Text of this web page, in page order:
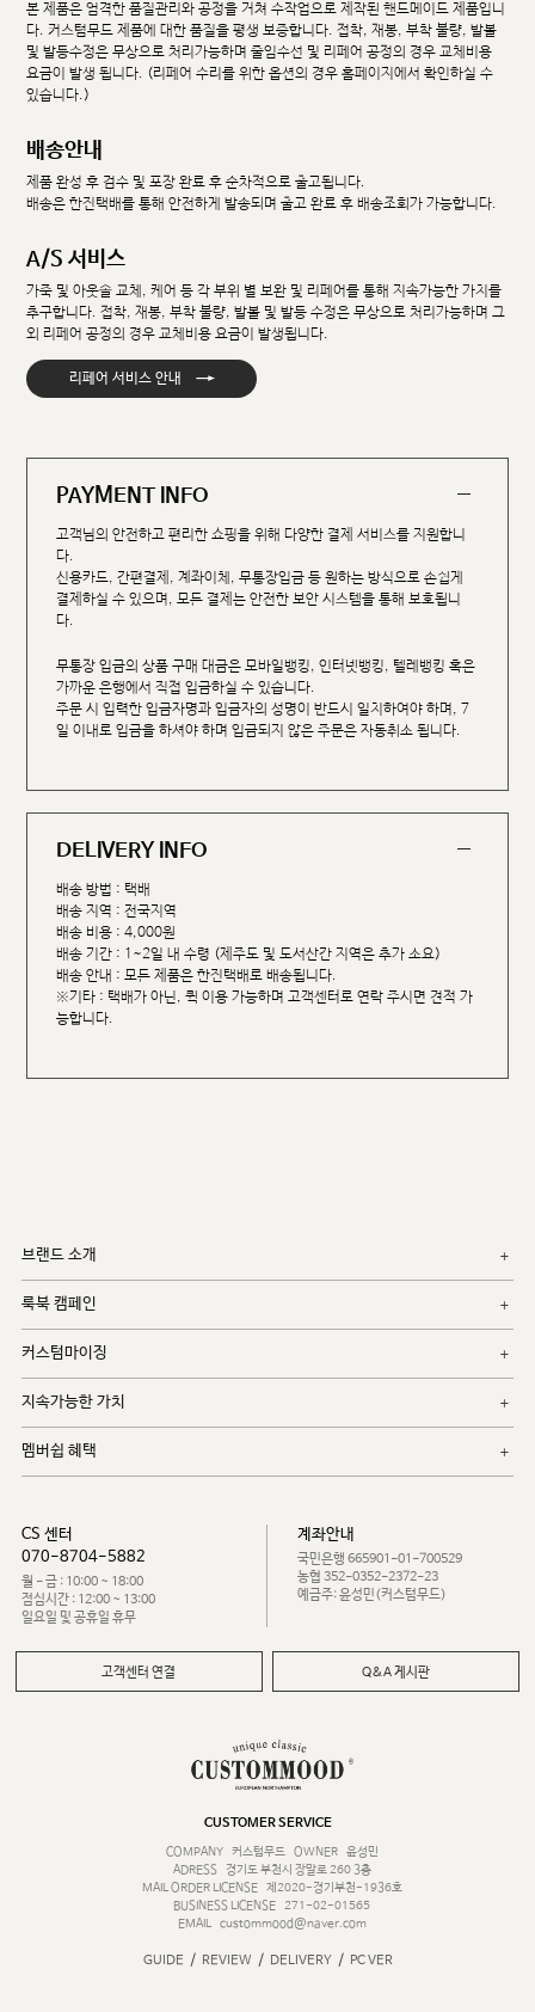
본 제품은 엄격한 품질관리와 공정을 거쳐 수작업으로 제작된 핸드메이드 제품입니
다. 커스텀무드 제품에 대한 품질을 평생 보증합니다. 접착, 재봉, 부착 불량, 발볼
및 발등수정은 무상으로 처리가능하며 줄임수선 및 리페어 공정의 경우 교체비용
요금이 발생 됩니다. (리페어 수리를 위한 옵션의 경우 홈페이지에서 확인하실 수
있습니다.)
배송안내
제품 완성 후 검수 및 포장 완료 후 순차적으로 출고됩니다.
배송은 한진택배를 통해 안전하게 발송되며 출고 완료 후 배송조회가 가능합니다.
A/S 서비스
가죽 및 아웃솔 교체, 케어 등 각 부위 별 보완 및 리페어를 통해 지속가능한 가치를
추구합니다. 접착, 재봉, 부착 불량, 발볼 및 발등 수정은 무상으로 처리가능하며 그
외 리페어 공정의 경우 교체비용 요금이 발생됩니다.
리페어 서비스 안내 →
PAYMENT INFO
고객님의 안전하고 편리한 쇼핑을 위해 다양한 결제 서비스를 지원합니
다.
신용카드, 간편결제, 계좌이체, 무통장입금 등 원하는 방식으로 손쉽게
결제하실 수 있으며, 모든 결제는 안전한 보안 시스템을 통해 보호됩니
다.
무통장 입금의 상품 구매 대금은 모바일뱅킹, 인터넷뱅킹, 텔레뱅킹 혹은
가까운 은행에서 직접 입금하실 수 있습니다.
주문 시 입력한 입금자명과 입금자의 성명이 반드시 일치하여야 하며, 7
일 이내로 입금을 하셔야 하며 입금되지 않은 주문은 자동취소 됩니다.
DELIVERY INFO
배송 방법 : 택배
배송 지역 : 전국지역
배송 비용 : 4,000원
배송 기간 : 1~2일 내 수령 (제주도 및 도서산간 지역은 추가 소요)
배송 안내 : 모든 제품은 한진택배로 배송됩니다.
※기타 : 택배가 아닌, 퀵 이용 가능하며 고객센터로 연락 주시면 견적 가
능합니다.
브랜드 소개
룩북 캠페인
커스텀마이징
지속가능한 가치
멤버쉽 혜택
CS 센터
070-8704-5882
월 - 금 : 10:00 ~ 18:00
점심시간 : 12:00 ~ 13:00
일요일 및 공휴일 휴무
계좌안내
국민은행 665901-01-700529
농협 352-0352-2372-23
예금주: 윤성민(커스텀무드)
고객센터 연결 Q&A 게시판
CUSTOMER SERVICE
COMPANY
커스텀무드 OWNER
윤성민
ADRESS
경기도 부천시 장말로 260 3층
MAIL ORDER LICENSE
제2020-경기부천-1936호
BUSINESS LICENSE 271-02-01565
EMAIL
custommood@naver.com
GUIDE / REVIEW / DELIVERY / PC VER